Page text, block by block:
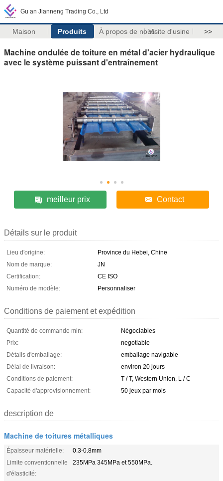
Gu an Jianneng Trading Co., Ltd
Maison Produits À propos de nousVisite d'usine >>
Machine ondulée de toiture en métal d'acier hydraulique
avec le système puissant d'entraînement
meilleur prix Contact
Détails sur le produit
Lieu d'origine:
Province du Hebei, Chine
Nom de marque:
JN
Certification:
CE ISO
Numéro de modèle:
Personnaliser
Conditions de paiement et expédition
Quantité de commande min:
Négociables
Prix:
negotiable
Détails d'emballage:
emballage navigable
Délai de livraison:
environ 20 jours
Conditions de paiement:
T / T, Western Union, L / C
Capacité d'approvisionnement:
50 jeux par mois
description de
Machine de toitures métalliques
Épaisseur matérielle:
0.3-0.8mm
Limite conventionnelle
d'élasticité:
235MPa 345MPa et 550MPa.